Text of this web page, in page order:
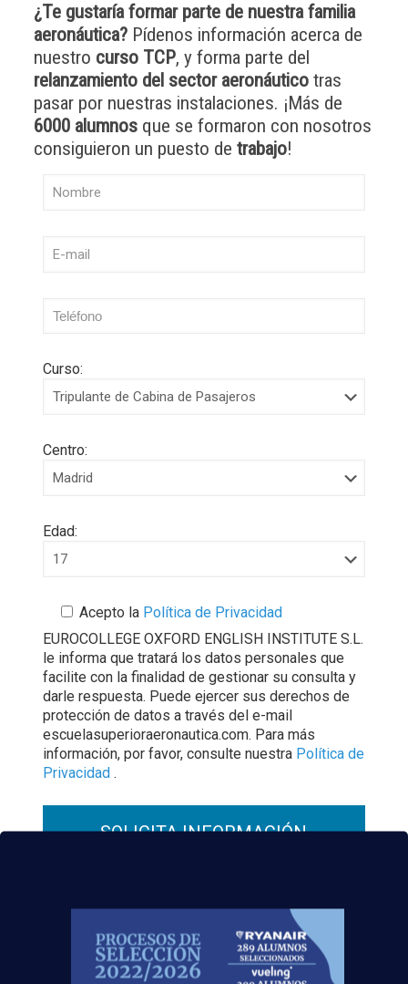
¿Te gustaría formar parte de nuestra familia
aeronáutica?Pídenos información acerca de
nuestro curso TCP, y forma parte del
relanzamiento del sector aeronáuticotras
pasar por nuestras instalaciones. ¡Más de
6000 alumnosque se formaron con nosotros
consiguieron un puesto de trabajo!
Curso:
Centro:
Edad:
Acepto laPolítica de Privacidad
EUROCOLLEGE OXFORD ENGLISH INSTITUTE S.L.
le informa que tratará los datos personales que
facilite con la finalidad de gestionar su consulta y
darle respuesta. Puede ejercer sus derechos de
protección de datos a través del e-mail
escuelasuperioraeronautica.com. Para más
información, por favor, consulte nuestra Política de
Privacidad .
¡No dejesvolaresta oportunidad!